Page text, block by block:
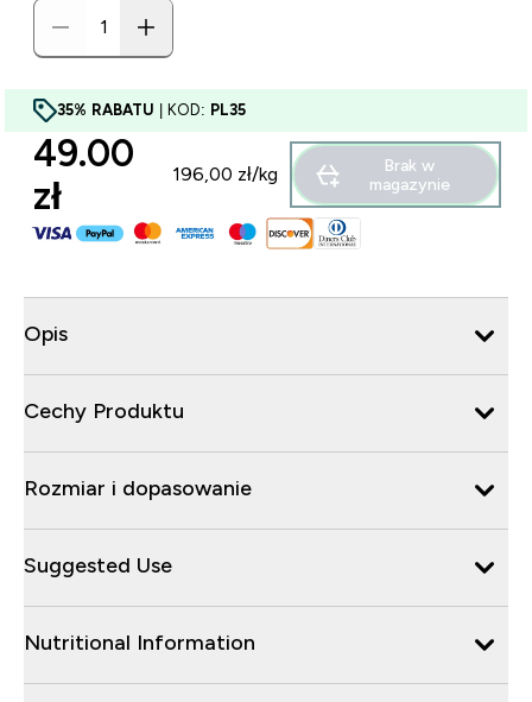
35% RABATU | KOD: PL35
49.00
zł‎
196,00 zł‎/kg
Brak w
magazynie
Opis
Cechy Produktu
Rozmiar i dopasowanie
Suggested Use
Nutritional Information